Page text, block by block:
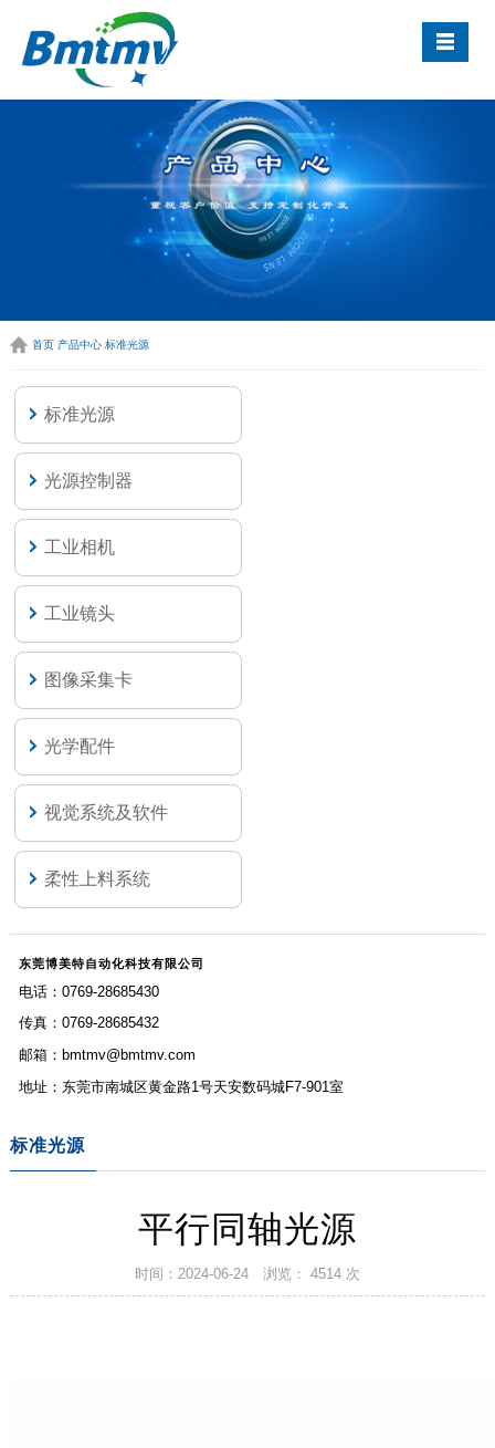
首页 产品中心 标准光源
标准光源
光源控制器
工业相机
工业镜头
图像采集卡
光学配件
视觉系统及软件
柔性上料系统
东莞博美特自动化科技有限公司
电话：0769-28685430
传真：0769-28685432
邮箱：bmtmv@bmtmv.com
地址：东莞市南城区黄金路1号天安数码城F7-901室
标准光源
平行同轴光源
时间：2024-06-24 浏览： 4514 次